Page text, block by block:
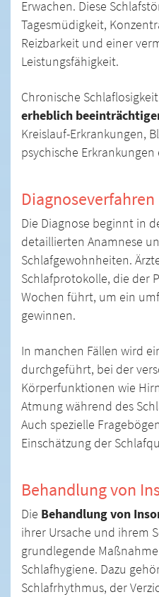
Erwachen. Diese
Tagesmüdigkeit,
Reizbarkeit und einer
Leistungsfähigkeit.
Chronische
erheblich
Kreislauf-Erkrankungen,
psychische
Diagnoseverfahren
Die Diagnose beginnt in
detaillierten Anamnese
Schlafgewohnheiten.
Schlafprotokolle, die der
Wochen führt, um ein
gewinnen.
In manchen Fällen wird
durchgeführt, bei der
Körperfunktionen wie
Atmung während des
Auch spezielle
Einschätzung der
Behandlung von
Die Behandlung von
ihrer Ursache und ihrem
grundlegende
Schlafhygiene. Dazu
Schlafrhythmus, der